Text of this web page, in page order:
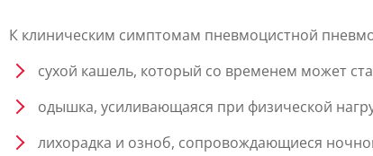
К клиническим симптомам пневмоцистной
сухой кашель, который со временем может
одышка, усиливающаяся при физической
лихорадка и озноб, сопровождающиеся